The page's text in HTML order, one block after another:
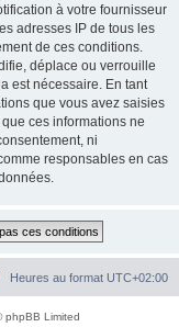
à votre fournisseur
adresses IP de tous les
de ces conditions.
déplace ou verrouille
est nécessaire. En tant
que vous avez saisies
ces informations ne
ni
responsables en cas
Heures au format UTC+02:00
phpBB Limited